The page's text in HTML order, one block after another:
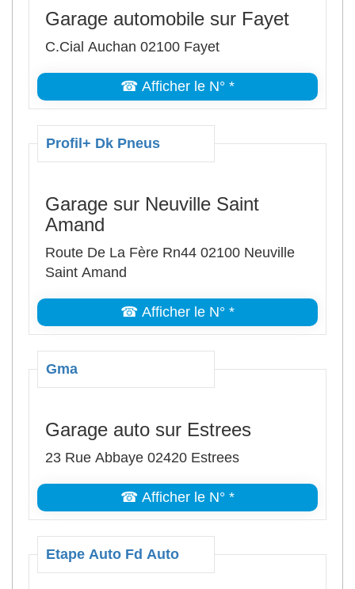
Garage automobile sur Fayet
C.Cial Auchan 02100 Fayet
☎ Afficher le N° *
Profil+ Dk Pneus
Garage sur Neuville Saint
Amand
Route De La Fère Rn44 02100 Neuville
Saint Amand
☎ Afficher le N° *
Gma
Garage auto sur Estrees
23 Rue Abbaye 02420 Estrees
☎ Afficher le N° *
Etape Auto Fd Auto